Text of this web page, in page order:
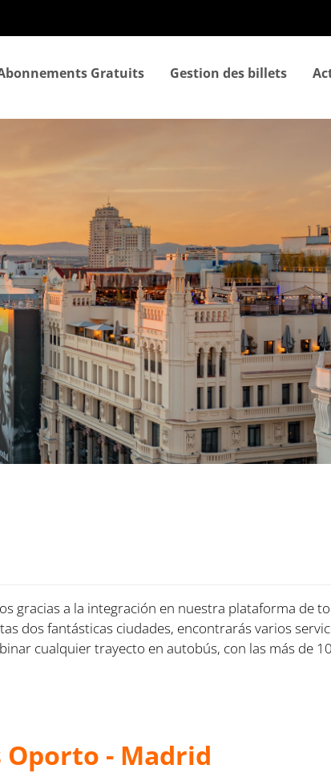
principal
Gratuits Gestion des billets
gracias a la integración en nuestra plataforma de
dos fantásticas ciudades, encontrarás varios
cualquier trayecto en autobús, con las más de
- Madrid